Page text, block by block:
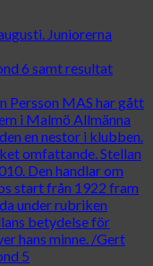
Juniorerna
6 samt resultat
Persson MAS har gått
i Malmö Allmänna
en nestor i klubben.
omfattande. Stellan
Den handlar om
start från 1922 fram
under rubriken
betydelse för
hans minne. /Gert
5